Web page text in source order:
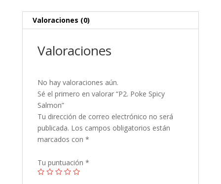
Valoraciones (0)
Valoraciones
No hay valoraciones aún.
Sé el primero en valorar “P2. Poke Spicy
Salmon”
Tu dirección de correo electrónico no será
publicada. Los campos obligatorios están
marcados con *
Tu puntuación *